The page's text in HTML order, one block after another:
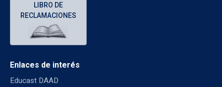
LIBRO DE
RECLAMACIONES
Enlaces de interés
Educast DAAD